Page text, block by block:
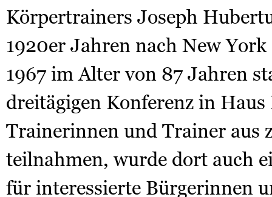
Körpertrainers Joseph
1920er Jahren nach New
1967 im Alter von 87 Jahren
dreitägigen Konferenz in
Trainerinnen und Trainer aus
teilnahmen, wurde dort auch
für interessierte Bürgerinnen